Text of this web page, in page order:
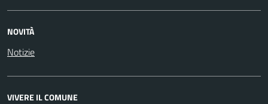
NOVITÀ
Notizie
VIVERE IL COMUNE